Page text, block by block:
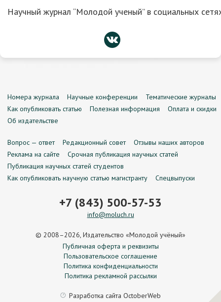
Научный журнал “Молодой ученый” в социальных
Номера журнала Научные конференции
Тематические журналы
Как опубликовать статью
Полезная информация
Оплата и скидки
Об издательстве
Вопрос — ответ Редакционный совет
Отзывы наших авторов
Реклама на сайте
Срочная публикация научных статей
Публикация научных статей студентов
Как опубликовать научную статью магистранту
Спецвыпуски
+7 (843) 500-57-53
info@moluch.ru
© 2008–2026, Издательство «Молодой учёный»
Публичная оферта и реквизиты
Пользовательское соглашение
Политика конфиденциальности
Политика рекламной рассылки
Разработка сайта OctoberWeb